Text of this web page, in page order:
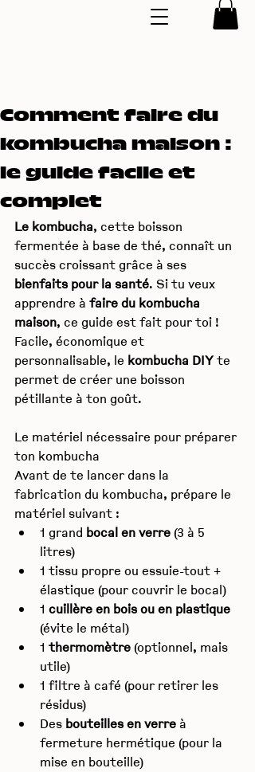
Comment faire du
kombucha maison :
le guide facile et
complet
Le kombucha, cette boisson
fermentée à base de thé, connaît un
succès croissant grâce à ses
bienfaits pour la santé. Si tu veux
apprendre à faire du kombucha
maison, ce guide est fait pour toi !
Facile, économique et
personnalisable, le kombucha DIY te
permet de créer une boisson
pétillante à ton goût.
Le matériel nécessaire pour préparer
ton kombucha
Avant de te lancer dans la
fabrication du kombucha, prépare le
matériel suivant :
1 grand bocal en verre (3 à 5
litres)
1 tissu propre ou essuie-tout +
élastique (pour couvrir le bocal)
1 cuillère en bois ou en plastique
(évite le métal)
1 thermomètre (optionnel, mais
utile)
1 filtre à café (pour retirer les
résidus)
Des bouteilles en verre à
fermeture hermétique (pour la
mise en bouteille)